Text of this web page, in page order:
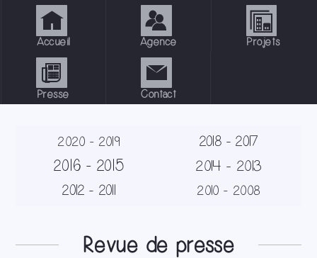
Accueil Agence Projets
Presse Contact
2020 - 2019 2018 - 2017
2016 - 2015 2014 - 2013
2012 - 2011 2010 - 2008
Revue de presse